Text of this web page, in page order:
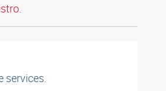
services.